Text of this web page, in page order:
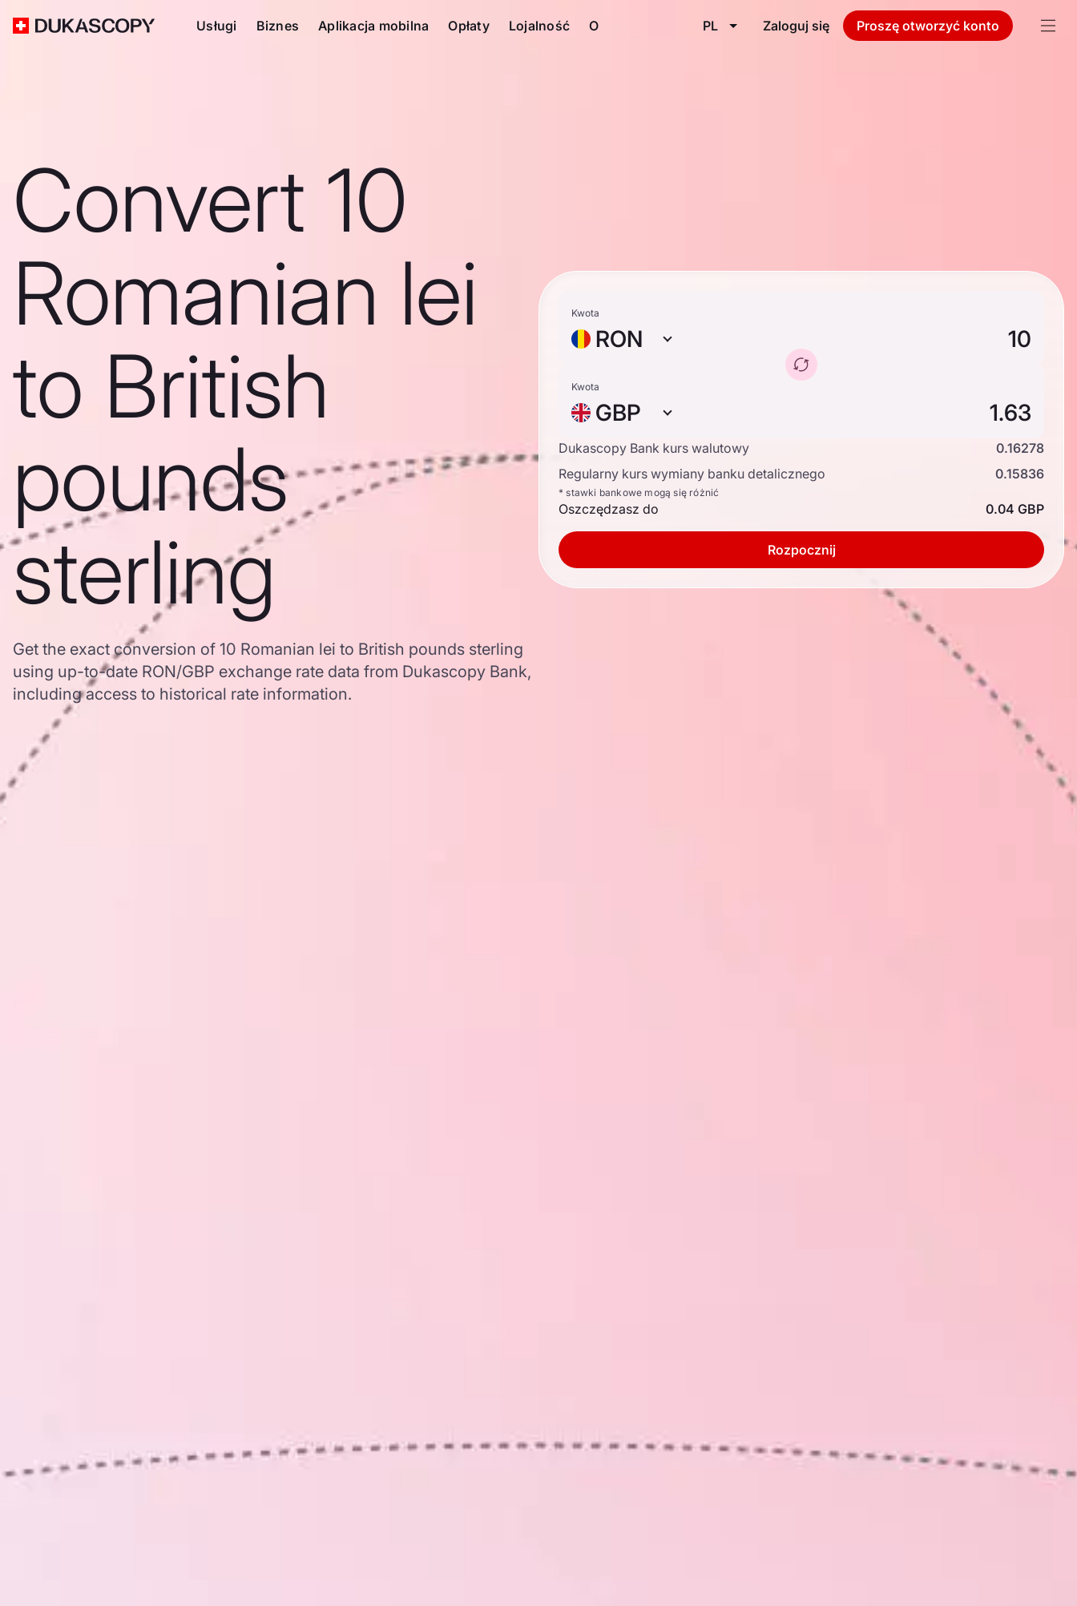
Usługi Biznes Aplikacja mobilna Opłaty Lojalność O PL Zaloguj się Proszę otworzyć konto
Convert 10
Romanian lei
to British
pounds
sterling
Get the exact conversion of 10 Romanian lei to British pounds sterling
using up-to-date RON/GBP exchange rate data from Dukascopy Bank,
including access to historical rate information.
Kwota
RON
Kwota
GBP
Dukascopy Bank kurs walutowy
0.16278
Regularny kurs wymiany banku detalicznego
0.15836
* stawki bankowe mogą się różnić
Oszczędzasz do 0.04 GBP
Rozpocznij